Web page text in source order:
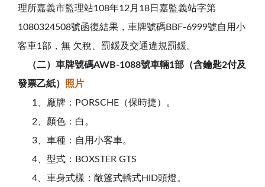
理所嘉義市監理站108年12月18日嘉監義站字第
1080324508號函復結果，車牌號碼BBF-6999號自用小
客車1部，無 欠稅、罰鍰及交通違規罰鍰。
（二）車牌號碼AWB-1088號車輛1部（含鑰匙2付及
發票乙紙） 照片
1、廠牌：PORSCHE（保時捷）。
2、顏色：白。
3、車種：自用小客車。
4、型式：BOXSTER GTS
4、車身式樣：敞篷式轎式HID頭燈。